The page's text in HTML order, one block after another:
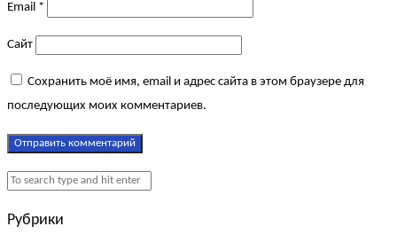
Email *
Сайт
Сохранить моё имя, email и адрес сайта в этом браузере для
последующих моих комментариев.
Рубрики